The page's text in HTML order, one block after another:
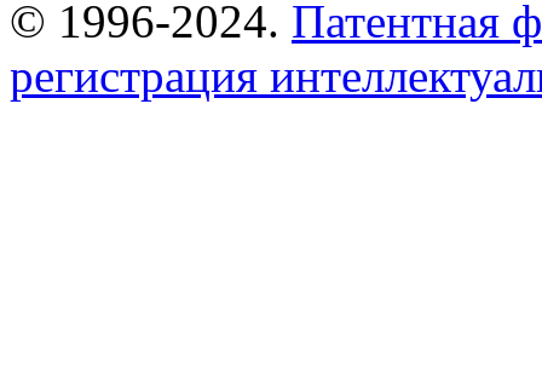
© 1996-2024. Патентная
регистрация